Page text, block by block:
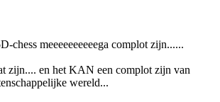
chess meeeeeeeeeega complot zijn......
zijn.... en het KAN een complot zijn van
wereld...